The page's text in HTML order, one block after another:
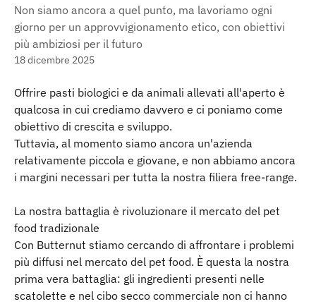
Non siamo ancora a quel punto, ma lavoriamo ogni
giorno per un approvvigionamento etico, con obiettivi
più ambiziosi per il futuro
18 dicembre 2025
Offrire pasti biologici e da animali allevati all'aperto è
qualcosa in cui crediamo davvero e ci poniamo come
obiettivo di crescita e sviluppo.
Tuttavia, al momento siamo ancora un'azienda
relativamente piccola e giovane, e non abbiamo ancora
i margini necessari per tutta la nostra filiera free-range.
La nostra battaglia è rivoluzionare il mercato del pet
food tradizionale
Con Butternut stiamo cercando di affrontare i problemi
più diffusi nel mercato del pet food. È questa la nostra
prima vera battaglia: gli ingredienti presenti nelle
scatolette e nel cibo secco commerciale non ci hanno